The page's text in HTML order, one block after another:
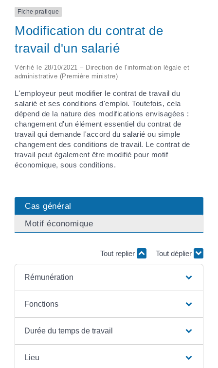
Fiche pratique
Modification du contrat de
travail d'un salarié
Vérifié le 28/10/2021 – Direction de l'information légale et
administrative (Première ministre)
L'employeur peut modifier le contrat de travail du
salarié et ses conditions d'emploi. Toutefois, cela
dépend de la nature des modifications envisagées :
changement d'un élément essentiel du contrat de
travail qui demande l'accord du salarié ou simple
changement des conditions de travail. Le contrat de
travail peut également être modifié pour motif
économique, sous conditions.
Cas général
Motif économique
Tout replier Tout déplier
Rémunération
Fonctions
Durée du temps de travail
Lieu